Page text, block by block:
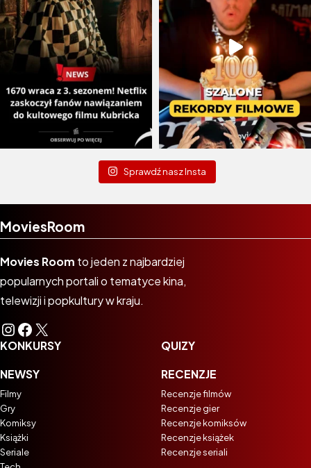
Sprawdź nasz Insta
MoviesRoom
Movies Room to jeden z najbardziej
popularnych portali o tematyce kina,
telewizji i popkultury w kraju.
Instagram
Facebook
X
KONKURSY
NEWSY
Filmy
Gry
Komiksy
Książki
Seriale
QUIZY
RECENZJE
Recenzje filmów
Recenzje gier
Recenzje komiksów
Recenzje książek
Recenzje seriali